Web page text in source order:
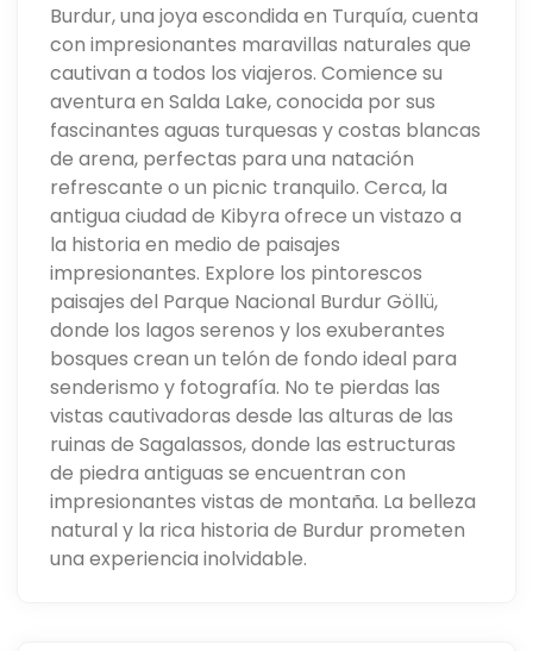
Burdur, una joya escondida en Turquía, cuenta
con impresionantes maravillas naturales que
cautivan a todos los viajeros. Comience su
aventura en Salda Lake, conocida por sus
fascinantes aguas turquesas y costas blancas
de arena, perfectas para una natación
refrescante o un picnic tranquilo. Cerca, la
antigua ciudad de Kibyra ofrece un vistazo a
la historia en medio de paisajes
impresionantes. Explore los pintorescos
paisajes del Parque Nacional Burdur Göllü,
donde los lagos serenos y los exuberantes
bosques crean un telón de fondo ideal para
senderismo y fotografía. No te pierdas las
vistas cautivadoras desde las alturas de las
ruinas de Sagalassos, donde las estructuras
de piedra antiguas se encuentran con
impresionantes vistas de montaña. La belleza
natural y la rica historia de Burdur prometen
una experiencia inolvidable.